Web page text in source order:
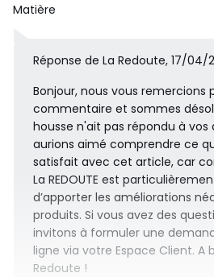
Matière
Réponse de La Redoute, 17/04/
Bonjour, nous vous remercions
commentaire et sommes
housse n'ait pas répondu à vos
aurions aimé comprendre ce
satisfait avec cet article, car
La REDOUTE est
d’apporter les améliorations
produits. Si vous avez des
invitons à formuler une
ligne via votre Espace Client. A
Redoute !